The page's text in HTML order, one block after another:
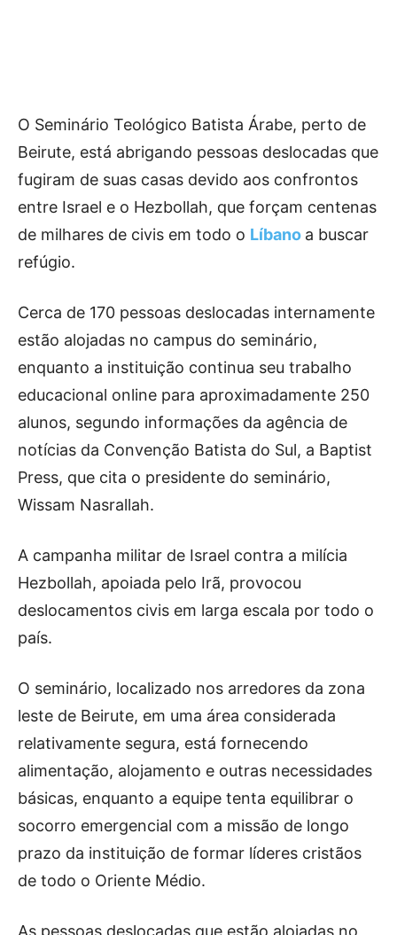
O Seminário Teológico Batista Árabe, perto de
Beirute, está abrigando pessoas deslocadas que
fugiram de suas casas devido aos confrontos
entre Israel e o Hezbollah, que forçam centenas
de milhares de civis em todo o Líbano a buscar
refúgio.
Cerca de 170 pessoas deslocadas internamente
estão alojadas no campus do seminário,
enquanto a instituição continua seu trabalho
educacional online para aproximadamente 250
alunos, segundo informações da agência de
notícias da Convenção Batista do Sul, a Baptist
Press, que cita o presidente do seminário,
Wissam Nasrallah.
A campanha militar de Israel contra a milícia
Hezbollah, apoiada pelo Irã, provocou
deslocamentos civis em larga escala por todo o
país.
O seminário, localizado nos arredores da zona
leste de Beirute, em uma área considerada
relativamente segura, está fornecendo
alimentação, alojamento e outras necessidades
básicas, enquanto a equipe tenta equilibrar o
socorro emergencial com a missão de longo
prazo da instituição de formar líderes cristãos
de todo o Oriente Médio.
As pessoas deslocadas que estão alojadas no